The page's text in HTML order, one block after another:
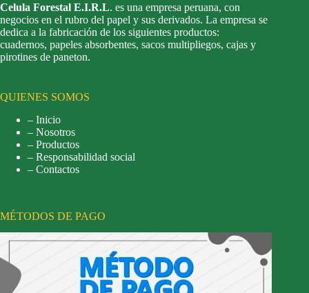
Celula Forestal E.I.R.L. es una empresa peruana, con
negocios en el rubro del papel y sus derivados. La empresa se
dedica a la fabricación de los siguientes productos:
cuadernos, papeles absorbentes, sacos multipliegos, cajas y
pirotines de paneton.
QUIENES SOMOS
– Inicio
– Nosotros
– Productos
– Responsabilidad social
– Contactos
MÉTODOS DE PAGO